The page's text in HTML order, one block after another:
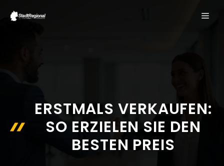
Inhalt
ERSTMALS VERKAUFEN:
SO ERZIELEN SIE DEN
BESTEN PREIS